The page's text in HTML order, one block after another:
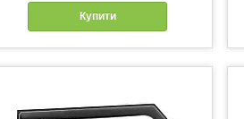
Купити